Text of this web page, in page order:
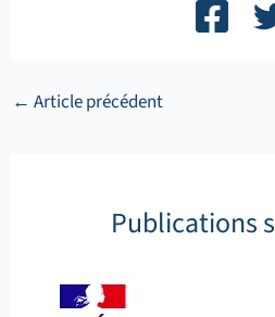
← Article précédent
Publications